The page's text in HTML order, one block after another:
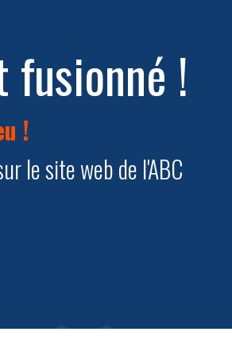
fusionné !
!
le site web de l'ABC